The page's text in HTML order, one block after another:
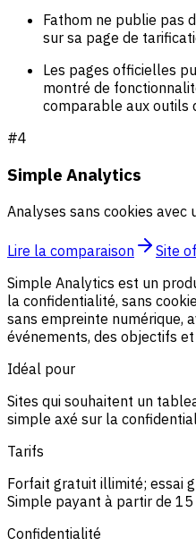
Fathom ne publie pas
sur sa page de
Les pages officielles
montré de
comparable aux outils
#4
Simple Analytics
Analyses sans cookies
Lire la comparaison
Site
Simple Analytics est un
la confidentialité, sans
sans empreinte numérique,
événements, des objectifs et
Idéal pour
Sites qui souhaitent un
simple axé sur la
Tarifs
Forfait gratuit illimité; essai
Simple payant à partir de 15
Confidentialité